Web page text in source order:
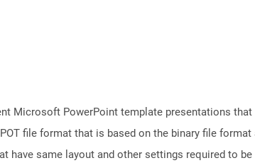
Microsoft PowerPoint template presentations
file format that is based on the binary file
have same layout and other settings required to